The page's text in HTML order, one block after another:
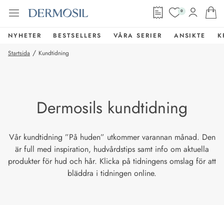
0
NYHETER BESTSELLERS VÅRA SERIER ANSIKTE
Startsida / Kundtidning
Dermosils kundtidning
Vår kundtidning ”På huden” utkommer varannan månad. Den
är full med inspiration, hudvårdstips samt info om aktuella
produkter för hud och hår. Klicka på tidningens omslag för att
bläddra i tidningen online.